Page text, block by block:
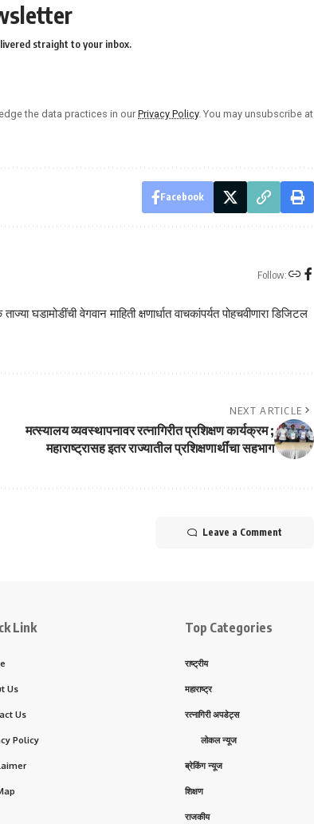
straight to your inbox.
the data practices in our Privacy Policy. You may unsubscribe at
Facebook
Follow:
वेगवान माहिती क्षणार्धात वाचकांपर्यत पोहचवीणारा डिजिटल
NEXT ARTICLE
मत्स्यालय व्यवस्थापनावर रत्नागिरीत प्रशिक्षण कार्यक्रम ;
महाराष्ट्रासह इतर राज्यातील प्रशिक्षणार्थींचा सहभाग
Leave a Comment
Link
Us
Us
Policy
Top Categories
राष्ट्रीय
महाराष्ट्र
रत्नागिरी अपडेट्स
लोकल न्यूज
ब्रेकिंग न्यूज
शिक्षण
राजकीय